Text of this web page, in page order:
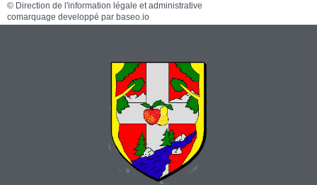
© Direction de l'information légale et administrative
comarquage developpé par baseo.io